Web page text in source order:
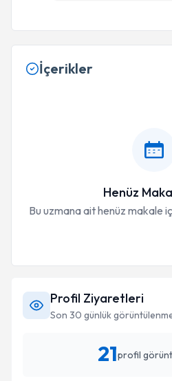
İçerikler
Henüz
Bu uzmana ait henüz makale
Profil Ziyaretleri
Son 30 günlük
21profil